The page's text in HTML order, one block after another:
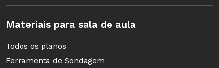
Materiais para sala de aula
Todos os planos
Ferramenta de Sondagem